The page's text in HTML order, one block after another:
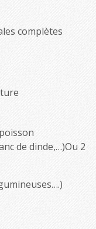
complètes
de dinde,…)Ou 2